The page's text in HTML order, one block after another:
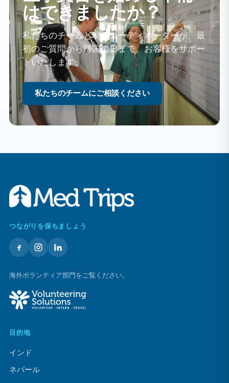
はできましたか？
私たちのチームと現地コーディネーターが、最
初のご質問から帰国の日まで、お客様をサポー
トいたします。
私たちのチームにご相談ください
つながりを保ちましょう
海外ボランティア部門をご覧ください。
目的地
インド
ネパール